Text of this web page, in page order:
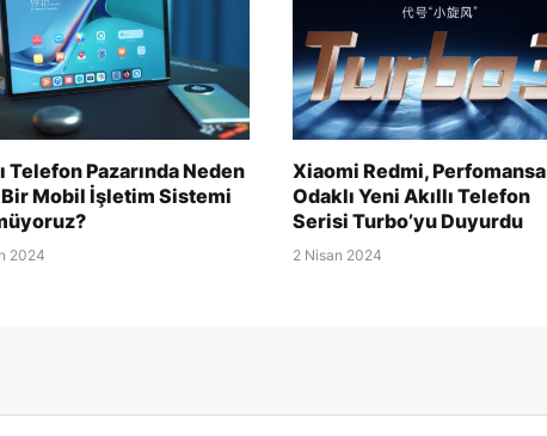
Telefon Pazarında Neden
Mobil İşletim Sistemi
2024
Xiaomi Redmi, Perfomansa
Odaklı Yeni Akıllı Telefon
Serisi Turbo’yu Duyurdu
2 Nisan 2024